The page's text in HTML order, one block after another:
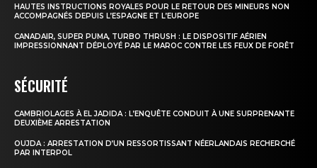
HAUTES INSTRUCTIONS ROYALES POUR LE RETOUR DES MINEURS NON
ACCOMPAGNÉS DEPUIS L’ESPAGNE ET L’EUROPE
CANADAIR, SUPER PUMA, TURBO THRUSH : LE DISPOSITIF AÉRIEN
IMPRESSIONNANT DÉPLOYÉ PAR LE MAROC CONTRE LES FEUX DE FORÊT
SÉCURITÉ
CAMBRIOLAGES À EL JADIDA : L’ENQUÊTE CONDUIT À UNE SURPRENANTE
DEUXIÈME ARRESTATION
OUJDA : ARRESTATION D’UN RESSORTISSANT NÉERLANDAIS RECHERCHÉ
PAR INTERPOL